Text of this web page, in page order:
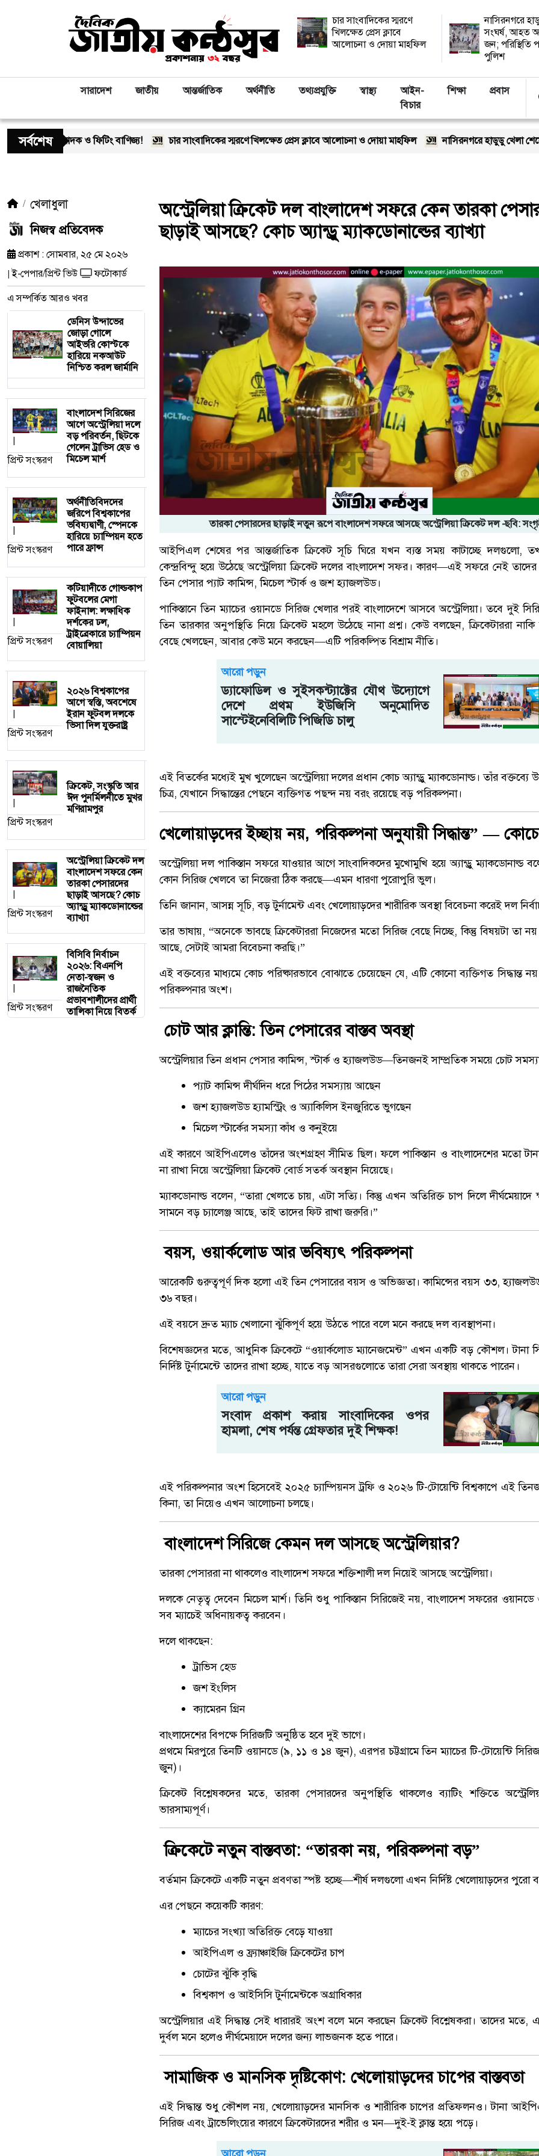
চার সাংবাদিকের স্মরণে
খিলক্ষেত প্রেস ক্লাবে
আলোচনা ও দোয়া মাহফিল
নাসিরনগরে
সংঘর্ষ, আহত
জন; পরিস্থিতি
পুলিশ
সারাদেশ জাতীয় আন্তর্জাতিক অর্থনীতি তথ্যপ্রযুক্তি স্বাস্থ্য
আইন-
বিচার
শিক্ষা প্রবাস
সর্বশেষ
ও ফিটিং বাণিজ্য! চার সাংবাদিকের স্মরণে খিলক্ষেত প্রেস ক্লাবে আলোচনা ও দোয়া মাহফিল নাসিরনগরে হাডুডু খেলা শেষে সংঘর্ষ, আহত
খেলাধুলা
নিজস্ব প্রতিবেদক
প্রকাশ : সোমবার, ২৫ মে ২০২৬
| ই-পেপার/প্রিন্ট ভিউ
ফটোকার্ড
এ সম্পর্কিত আরও খবর
ডেনিস উন্দাভের
জোড়া গোলে
আইভরি কোস্টকে
হারিয়ে নকআউট
নিশ্চিত করল জার্মানি
প্রিন্ট সংস্করণ
বাংলাদেশ সিরিজের
আগে অস্ট্রেলিয়া দলে
বড় পরিবর্তন, ছিটকে
গেলেন ট্রাভিস হেড ও
মিচেল মার্শ
|
প্রিন্ট সংস্করণ
অর্থনীতিবিদদের
জরিপে বিশ্বকাপের
ভবিষ্যদ্বাণী, স্পেনকে
হারিয়ে চ্যাম্পিয়ন হতে
পারে ফ্রান্স
|
প্রিন্ট সংস্করণ
কটিয়াদীতে গোল্ডকাপ
ফুটবলের মেগা
ফাইনাল: লক্ষাধিক
দর্শকের ঢল,
ট্রাইব্রেকারে চ্যাম্পিয়ন
বোয়ালিয়া
|
প্রিন্ট সংস্করণ
২০২৬ বিশ্বকাপের
আগে স্বস্তি, অবশেষে
ইরান ফুটবল দলকে
ভিসা দিল যুক্তরাষ্ট্র
|
প্রিন্ট সংস্করণ
ক্রিকেট, সংস্কৃতি আর
ঈদ পুনর্মিলনীতে মুখর
মণিরামপুর
প্রিন্ট সংস্করণ
অস্ট্রেলিয়া ক্রিকেট দল
বাংলাদেশ সফরে কেন
তারকা পেসারদের
ছাড়াই আসছে? কোচ
অ্যান্ড্রু ম্যাকডোনাল্ডের
ব্যাখ্যা
প্রিন্ট সংস্করণ
বিসিবি নির্বাচন
২০২৬: বিএনপি
নেতা-স্বজন ও
রাজনৈতিক
প্রভাবশালীদের প্রার্থী
তালিকা নিয়ে বিতর্ক
অস্ট্রেলিয়া ক্রিকেট দল বাংলাদেশ সফরে কেন তারকা
ছাড়াই আসছে? কোচ অ্যান্ড্রু ম্যাকডোনাল্ডের ব্যাখ্যা
তারকা পেসারদের ছাড়াই নতুন রূপে বাংলাদেশ সফরে আসছে অস্ট্রেলিয়া ক্রিকেট দল -ছবি:
আইপিএল শেষের পর আন্তর্জাতিক ক্রিকেট সূচি ঘিরে যখন ব্যস্ত সময় কাটাচ্ছে দলগুলো,
কেন্দ্রবিন্দু হয়ে উঠেছে অস্ট্রেলিয়া ক্রিকেট দলের বাংলাদেশ সফর। কারণ—এই সফরে নেই
তিন পেসার প্যাট কামিন্স, মিচেল স্টার্ক ও জশ হ্যাজলউড।
পাকিস্তানে তিন ম্যাচের ওয়ানডে সিরিজ খেলার পরই বাংলাদেশে আসবে অস্ট্রেলিয়া। তবে দুই
তিন তারকার অনুপস্থিতি নিয়ে ক্রিকেট মহলে উঠেছে নানা প্রশ্ন। কেউ বলছেন, ক্রিকেটাররা
বেছে খেলছেন, আবার কেউ মনে করছেন—এটি পরিকল্পিত বিশ্রাম নীতি।
আরো পড়ুন
ড্যাফোডিল ও সুইসকন্ট্যাক্টের যৌথ উদ্যোগে
দেশে প্রথম ইউজিসি অনুমোদিত
সাস্টেইনেবিলিটি পিজিডি চালু
এই বিতর্কের মধ্যেই মুখ খুলেছেন অস্ট্রেলিয়া দলের প্রধান কোচ অ্যান্ড্রু ম্যাকডোনাল্ড। তাঁর বক্তব্যে
চিত্র, যেখানে সিদ্ধান্তের পেছনে ব্যক্তিগত পছন্দ নয় বরং রয়েছে বড় পরিকল্পনা।
খেলোয়াড়দের ইচ্ছায় নয়, পরিকল্পনা অনুযায়ী সিদ্ধান্ত” —
অস্ট্রেলিয়া দল পাকিস্তান সফরে যাওয়ার আগে সাংবাদিকদের মুখোমুখি হয়ে অ্যান্ড্রু ম্যাকডোনাল্ড
কোন সিরিজ খেলবে তা নিজেরা ঠিক করছে—এমন ধারণা পুরোপুরি ভুল।
তিনি জানান, আসন্ন সূচি, বড় টুর্নামেন্ট এবং খেলোয়াড়দের শারীরিক অবস্থা বিবেচনা করেই দল
তার ভাষায়, “অনেকে ভাবছে ক্রিকেটাররা নিজেদের মতো সিরিজ বেছে নিচ্ছে, কিন্তু বিষয়টা তা
আছে, সেটাই আমরা বিবেচনা করছি।”
এই বক্তব্যের মাধ্যমে কোচ পরিষ্কারভাবে বোঝাতে চেয়েছেন যে, এটি কোনো ব্যক্তিগত সিদ্ধান্ত নয়
পরিকল্পনার অংশ।
চোট আর ক্লান্তি: তিন পেসারের বাস্তব অবস্থা
অস্ট্রেলিয়ার তিন প্রধান পেসার কামিন্স, স্টার্ক ও হ্যাজলউড—তিনজনই সাম্প্রতিক সময়ে চোট
প্যাট কামিন্স দীর্ঘদিন ধরে পিঠের সমস্যায় আছেন
জশ হ্যাজলউড হ্যামস্ট্রিং ও অ্যাকিলিস ইনজুরিতে ভুগছেন
মিচেল স্টার্কের সমস্যা কাঁধ ও কনুইয়ে
এই কারণে আইপিএলেও তাঁদের অংশগ্রহণ সীমিত ছিল। ফলে পাকিস্তান ও বাংলাদেশের মতো
না রাখা নিয়ে অস্ট্রেলিয়া ক্রিকেট বোর্ড সতর্ক অবস্থান নিয়েছে।
ম্যাকডোনাল্ড বলেন, “তারা খেলতে চায়, এটা সত্যি। কিন্তু এখন অতিরিক্ত চাপ দিলে দীর্ঘমেয়াদে
সামনে বড় চ্যালেঞ্জ আছে, তাই তাদের ফিট রাখা জরুরি।”
বয়স, ওয়ার্কলোড আর ভবিষ্যৎ পরিকল্পনা
আরেকটি গুরুত্বপূর্ণ দিক হলো এই তিন পেসারের বয়স ও অভিজ্ঞতা। কামিন্সের বয়স ৩৩,
৩৬ বছর।
এই বয়সে দ্রুত ম্যাচ খেলানো ঝুঁকিপূর্ণ হয়ে উঠতে পারে বলে মনে করছে দল ব্যবস্থাপনা।
বিশেষজ্ঞদের মতে, আধুনিক ক্রিকেটে “ওয়ার্কলোড ম্যানেজমেন্ট” এখন একটি বড় কৌশল। টানা
নির্দিষ্ট টুর্নামেন্টে তাদের রাখা হচ্ছে, যাতে বড় আসরগুলোতে তারা সেরা অবস্থায় থাকতে পারেন।
আরো পড়ুন
সংবাদ প্রকাশ করায় সাংবাদিকের ওপর
হামলা, শেষ পর্যন্ত গ্রেফতার দুই শিক্ষক!
এই পরিকল্পনার অংশ হিসেবেই ২০২৫ চ্যাম্পিয়নস ট্রফি ও ২০২৬ টি-টোয়েন্টি বিশ্বকাপে এই
কিনা, তা নিয়েও এখন আলোচনা চলছে।
বাংলাদেশ সিরিজে কেমন দল আসছে অস্ট্রেলিয়ার?
তারকা পেসাররা না থাকলেও বাংলাদেশ সফরে শক্তিশালী দল নিয়েই আসছে অস্ট্রেলিয়া।
দলকে নেতৃত্ব দেবেন মিচেল মার্শ। তিনি শুধু পাকিস্তান সিরিজেই নয়, বাংলাদেশ সফরের
সব ম্যাচেই অধিনায়কত্ব করবেন।
দলে থাকছেন:
ট্রাভিস হেড
জশ ইংলিস
ক্যামেরন গ্রিন
বাংলাদেশের বিপক্ষে সিরিজটি অনুষ্ঠিত হবে দুই ভাগে।
প্রথমে মিরপুরে তিনটি ওয়ানডে (৯, ১১ ও ১৪ জুন), এরপর চট্টগ্রামে তিন ম্যাচের টি-টোয়েন্টি
জুন)।
ক্রিকেট বিশ্লেষকদের মতে, তারকা পেসারদের অনুপস্থিতি থাকলেও ব্যাটিং শক্তিতে
ভারসাম্যপূর্ণ।
ক্রিকেটে নতুন বাস্তবতা: “তারকা নয়, পরিকল্পনা বড়”
বর্তমান ক্রিকেটে একটি নতুন প্রবণতা স্পষ্ট হচ্ছে—শীর্ষ দলগুলো এখন নির্দিষ্ট খেলোয়াড়দের পুরো
এর পেছনে কয়েকটি কারণ:
ম্যাচের সংখ্যা অতিরিক্ত বেড়ে যাওয়া
আইপিএল ও ফ্র্যাঞ্চাইজি ক্রিকেটের চাপ
চোটের ঝুঁকি বৃদ্ধি
বিশ্বকাপ ও আইসিসি টুর্নামেন্টকে অগ্রাধিকার
অস্ট্রেলিয়ার এই সিদ্ধান্ত সেই ধারারই অংশ বলে মনে করছেন ক্রিকেট বিশ্লেষকরা। তাদের মতে,
দুর্বল মনে হলেও দীর্ঘমেয়াদে দলের জন্য লাভজনক হতে পারে।
সামাজিক ও মানসিক দৃষ্টিকোণ: খেলোয়াড়দের চাপের বাস্তবতা
এই সিদ্ধান্ত শুধু কৌশল নয়, খেলোয়াড়দের মানসিক ও শারীরিক চাপের প্রতিফলনও। টানা
সিরিজ এবং ট্রাভেলিংয়ের কারণে ক্রিকেটারদের শরীর ও মন—দুই-ই ক্লান্ত হয়ে পড়ে।